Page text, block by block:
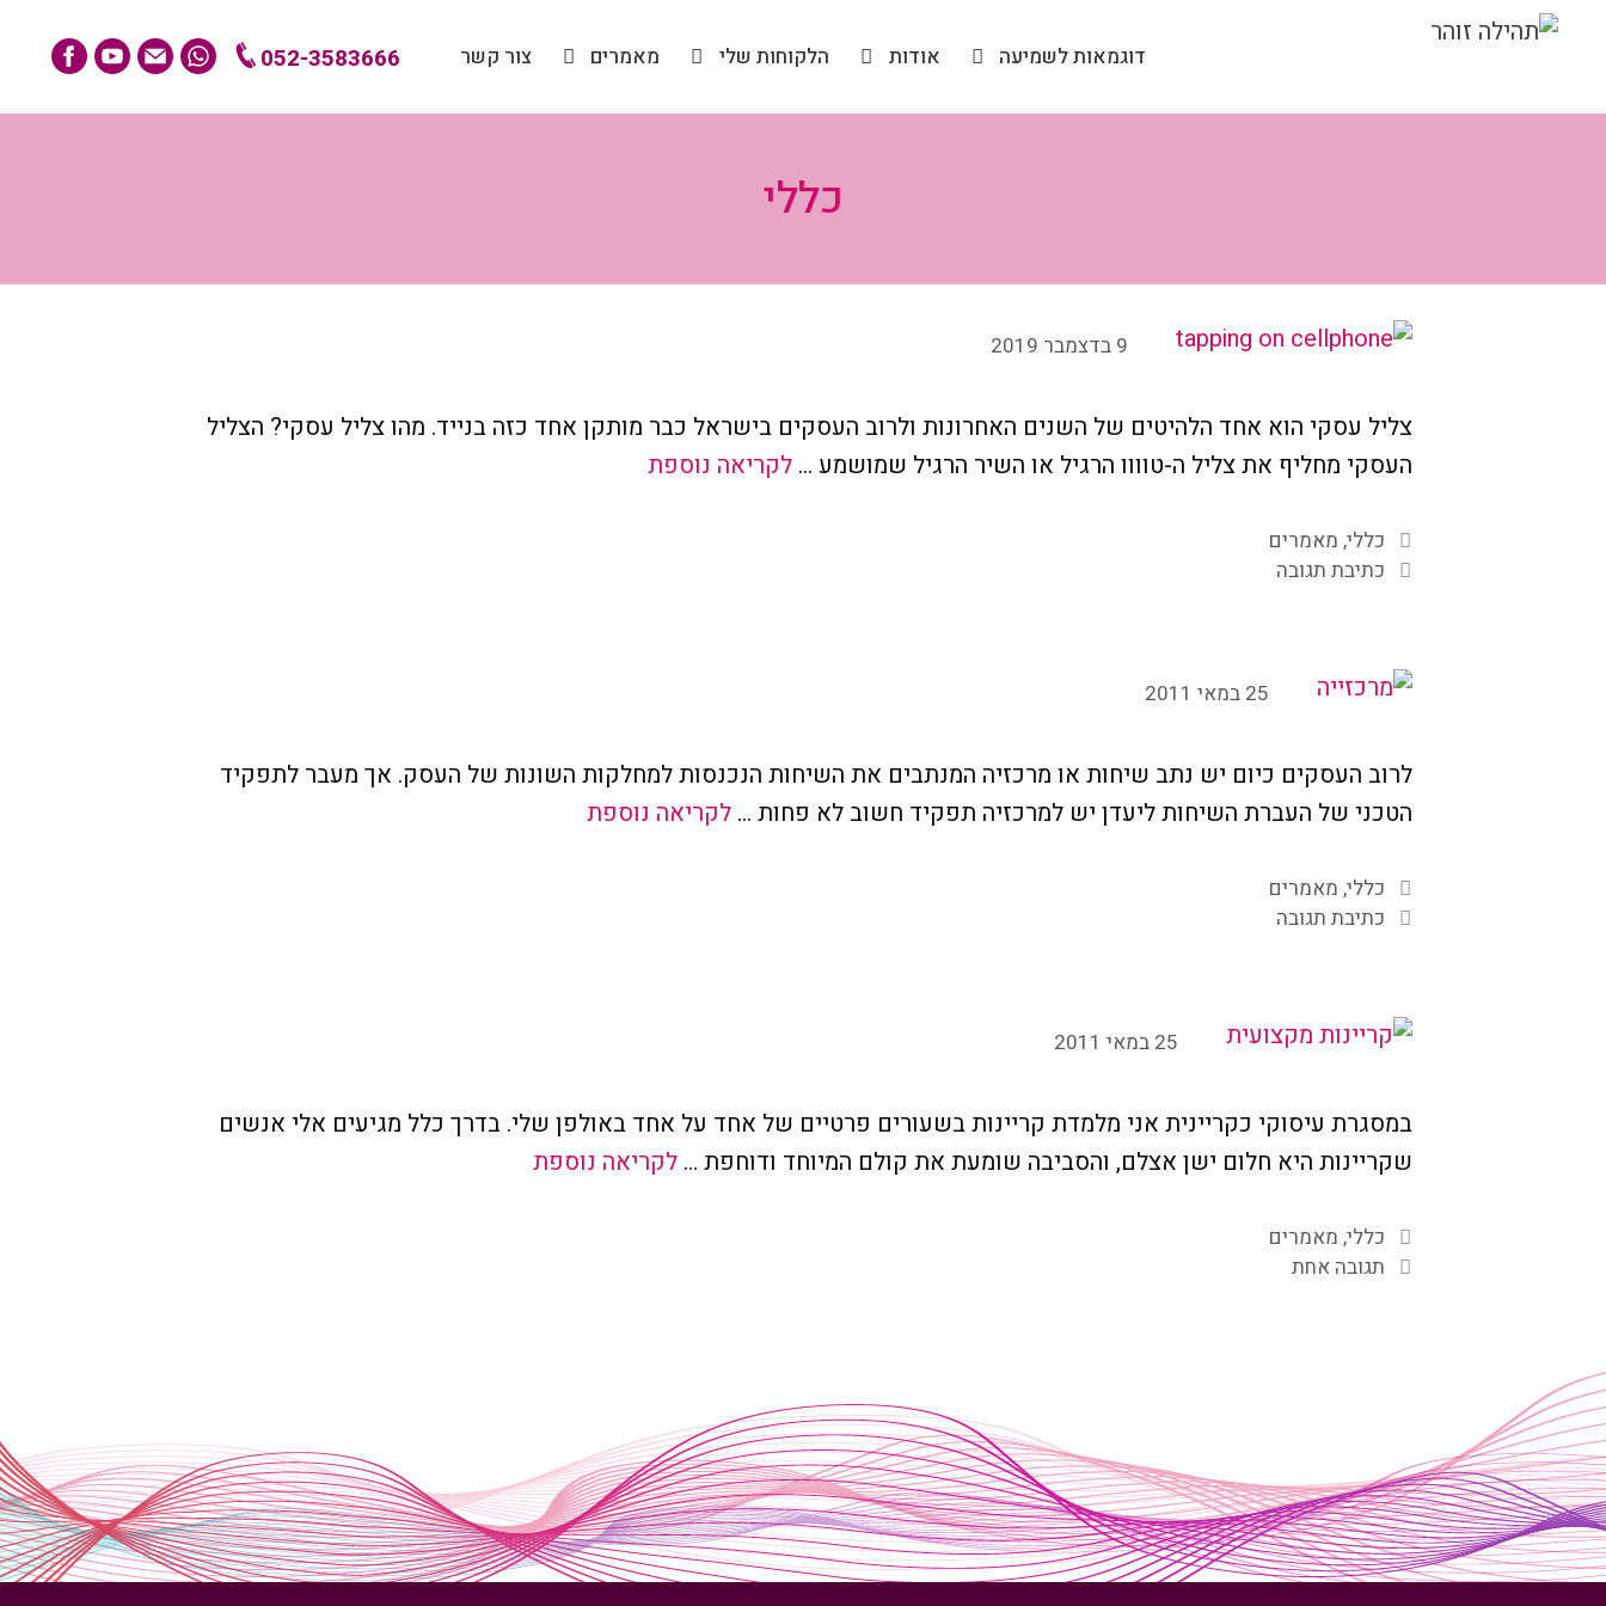
052-3583666 דוגמאות לשמיעה אודות הלקוחות שלי מאמרים צור קשר
כללי
9 בדצמבר 2019
צליל עסקי הוא אחד הלהיטים של השנים האחרונות ולרוב העסקים בישראל כבר מותקן אחד כזה בנייד. מהו צליל עסקי? הצליל
העסקי מחליף את צליל ה-טוווו הרגיל או השיר הרגיל שמושמע … לקריאה נוספת
קטגוריות
כללי, מאמרים
כתיבת תגובה
25 במאי 2011
לרוב העסקים כיום יש נתב שיחות או מרכזיה המנתבים את השיחות הנכנסות למחלקות השונות של העסק. אך מעבר לתפקיד
הטכני של העברת השיחות ליעדן יש למרכזיה תפקיד חשוב לא פחות … לקריאה נוספת
קטגוריות
כללי, מאמרים
כתיבת תגובה
25 במאי 2011
במסגרת עיסוקי כקריינית אני מלמדת קריינות בשעורים פרטיים של אחד על אחד באולפן שלי. בדרך כלל מגיעים אלי אנשים
שקריינות היא חלום ישן אצלם, והסביבה שומעת את קולם המיוחד ודוחפת … לקריאה נוספת
קטגוריות
כללי, מאמרים
תגובה אחת